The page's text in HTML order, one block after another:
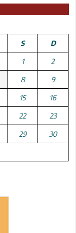
S D
1 2
8 9
15 16
22 23
29 30